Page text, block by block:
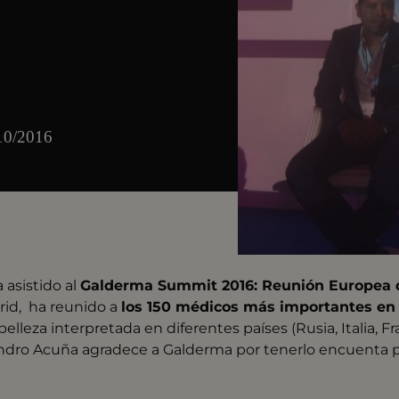
2016
asistido alGalderma Summit 2016: Reunión
ha reunido a los 150 médicos más importantes
interpretada en diferentes países (Rusia, Italia,
Acuña agradece a Galderma por tenerlo encuenta